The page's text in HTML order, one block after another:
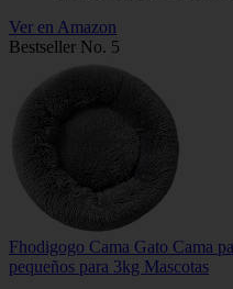
Ver en Amazon
Bestseller No. 5
Fhodigogo Cama Gato Cama
pequeños para 3kg Mascotas